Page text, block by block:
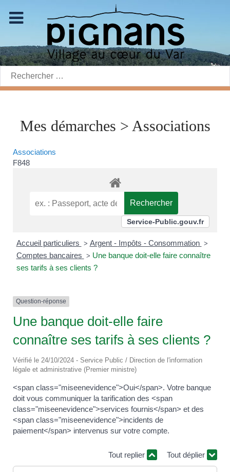
Rechercher:
Mes démarches > Associations
Associations
F848
Service-Public.gouv.fr
Accueil particuliers > Argent - Impôts - Consommation >
Comptes bancaires > Une banque doit-elle faire connaître
ses tarifs à ses clients ?
Question-réponse
Une banque doit-elle faire
connaître ses tarifs à ses clients ?
Vérifié le 24/10/2024 - Service Public / Direction de l'information
légale et administrative (Premier ministre)
<span class="miseenevidence">Oui</span>. Votre banque
doit vous communiquer la tarification des <span
class="miseenevidence">services fournis</span> et des
<span class="miseenevidence">incidents de
paiement</span> intervenus sur votre compte.
Tout replier Tout déplier